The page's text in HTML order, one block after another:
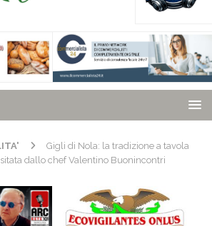
Gigli di Nola: la tradizione a tavola
dallo chef Valentino Buonincontri